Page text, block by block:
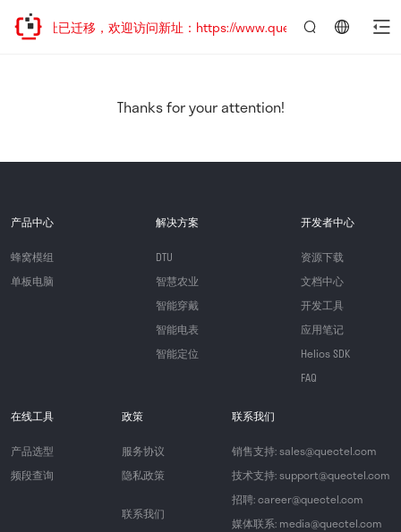
网站地址已迁移，欢迎访问新址：https://www.quectel.com.cn
Thanks for your attention!
产品中心
蜂窝模组
单板电脑
解决方案
DTU
智慧农业
智能穿戴
智能电表
智能定位
开发者中心
资源下载
文档中心
开发工具
应用笔记
Helios SDK
FAQ
在线工具
产品选型
频段查询
政策
服务协议
隐私政策
联系我们
联系我们
销售支持: sales@quectel.com
技术支持: support@quectel.com
招聘: career@quectel.com
媒体联系: media@quectel.com